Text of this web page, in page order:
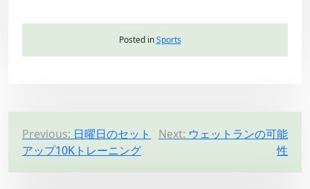
Posted inSports
P
o
s
Previous: 日曜日のセット
アップ10Kトレーニング
Next: ウェットランの可能
性